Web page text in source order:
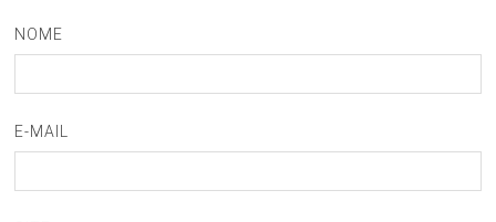
NOME
E-MAIL